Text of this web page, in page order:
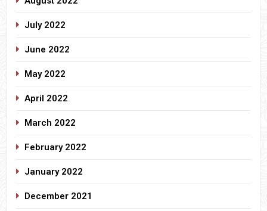
July 2022
June 2022
May 2022
April 2022
March 2022
February 2022
January 2022
December 2021